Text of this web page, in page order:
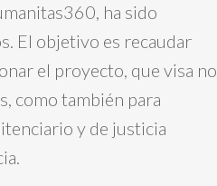
ha sido
El objetivo es recaudar
el proyecto, que visa no
como también para
y de justicia